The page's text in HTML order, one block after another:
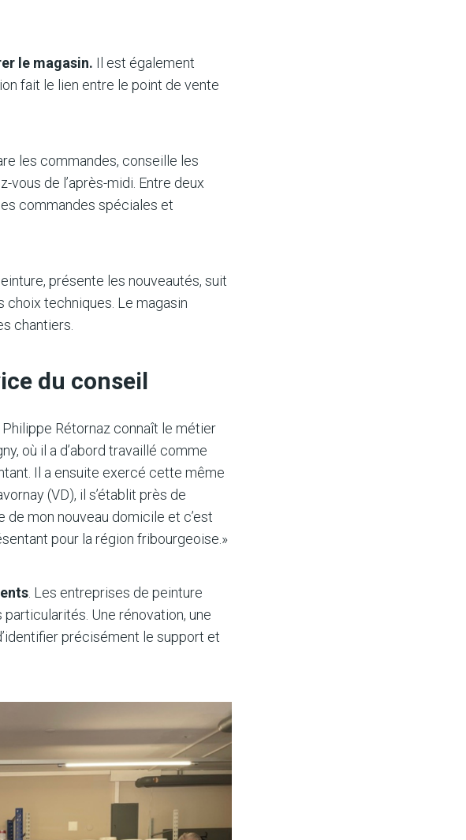
le magasin. Il est également
fait le lien entre le point de vente
les commandes, conseille les
de l’après-midi. Entre deux
commandes spéciales et
présente les nouveautés, suit
choix techniques. Le magasin
chantiers.
du conseil
Rétornaz connaît le métier
où il a d’abord travaillé comme
Il a ensuite exercé cette même
(VD), il s’établit près de
mon nouveau domicile et c’est
pour la région fribourgeoise.»
. Les entreprises de peinture
Une rénovation, une
précisément le support et